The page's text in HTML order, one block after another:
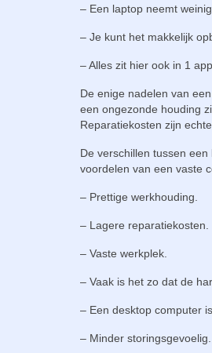
– Een laptop neemt
– Je kunt het makkelijk
– Alles zit hier ook in 1
De enige nadelen van
een ongezonde houding
Reparatiekosten zijn
De verschillen tussen
voordelen van een vaste
– Prettige werkhouding.
– Lagere reparatiekosten.
– Vaste werkplek.
– Vaak is het zo dat de
– Een desktop computer
– Minder storingsgevoelig.